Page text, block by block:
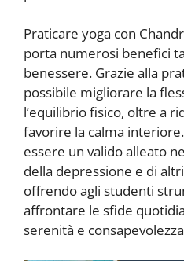
Praticare yoga con
porta numerosi benefici
benessere. Grazie alla
possibile migliorare la
l’equilibrio fisico, oltre a
favorire la calma
essere un valido alleato
della depressione e di
offrendo agli studenti
affrontare le sfide
serenità e